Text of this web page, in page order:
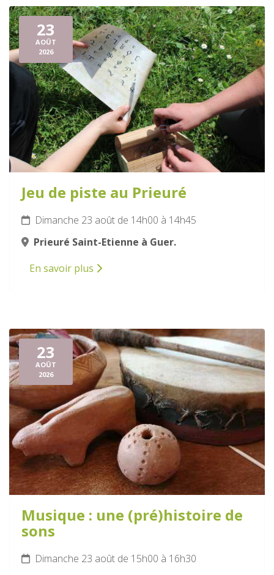
23
AOÛT
2026
Jeu de piste au Prieuré
Dimanche 23 août de 14h00 à 14h45
Prieuré Saint-Etienne à Guer.
En savoir plus
23
AOÛT
2026
Musique : une (pré)histoire de
sons
Dimanche 23 août de 15h00 à 16h30